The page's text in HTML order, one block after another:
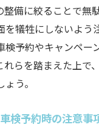
整備に絞ることで無
犠牲にしないよう
検予約やキャンペー
れらを踏まえた上で
う。
検予約時の注意事